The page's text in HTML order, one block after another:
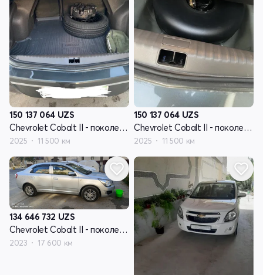
150 137 064 UZS
Chevrolet Cobalt II - поколение рестайлинг
2025 11 500 км
150 137 064 UZS
Chevrolet Cobalt II - поколение рестайлинг
2025 11 500 км
134 646 732 UZS
Chevrolet Cobalt II - поколение рестайлинг
2023 17 600 км